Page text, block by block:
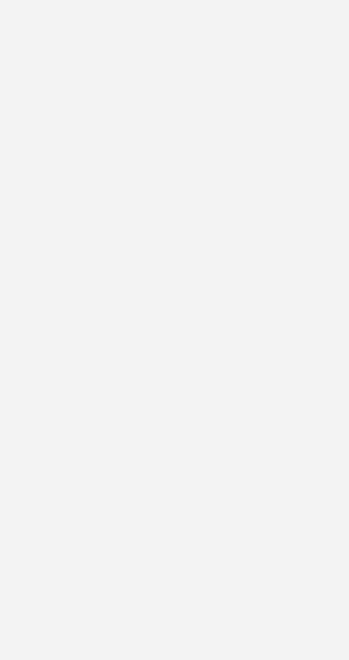
von Wasserstoff, erfahrt ihr
die Versorgung mit Wasserstoff.
wegen seiner Reaktionsfreude nicht als
kostet also wiederum Energie.
durch Anlegen einer
einen Behälter mit Wasser produziert. Es
um die Umkehrung des Prozesses
diese Energie nicht gerade als
Stromlieferanten übrig bliebe, so
also mit herkömmlichen Mitteln
Weg wollen wir ja verlassen. Es kann ja
sein ein kosten- und klimaschädlich
umzuwandeln. Sinnvoll für den stationären
Stromlieferant erscheint daher zurzeit nur die
für die Brennstoffzelle. Die
innerhalb Deutschlands als sehr gut
Erdgas besitzt als Naturgas neben
Methan und höheren Kohlenwasserstoffen)
Konzentrationen schwankende